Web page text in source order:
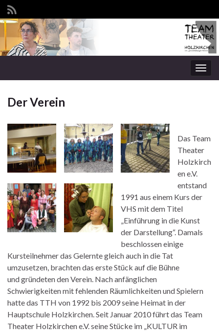
Der Verein
Das Team
Theater
Holzkirch
en e.V.
entstand
1991 aus einem Kurs der
VHS mit dem Titel
„Einführung in die Kunst
der Darstellung“. Damals
beschlossen einige
Kursteilnehmer das Gelernte gleich auch in die Tat
umzusetzen, brachten das erste Stück auf die Bühne
und gründeten den Verein. Nach anfänglichen
Schwierigkeiten mit fehlenden Räumlichkeiten und Spielern
hatte das TTH von 1992 bis 2009 seine Heimat in der
Hauptschule Holzkirchen. Seit Januar 2010 führt das Team
Theater Holzkirchen e.V. seine Stücke im „KULTUR im